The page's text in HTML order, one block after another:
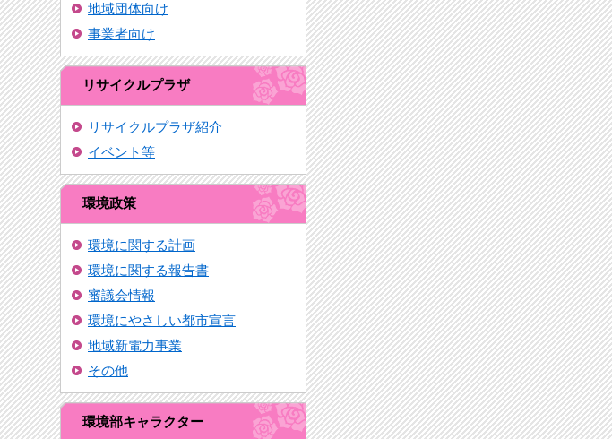
地域団体向け
事業者向け
リサイクルプラザ
リサイクルプラザ紹介
イベント等
環境政策
環境に関する計画
環境に関する報告書
審議会情報
環境にやさしい都市宣言
地域新電力事業
その他
環境部キャラクター